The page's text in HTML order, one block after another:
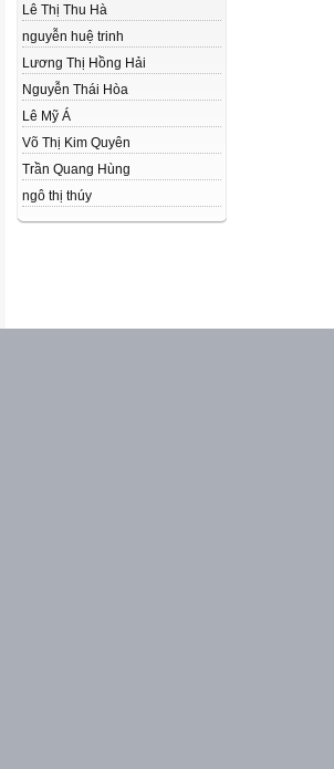
Lê Thị Thu Hà
nguyễn huệ trinh
Lương Thị Hồng Hải
Nguyễn Thái Hòa
Lê Mỹ Á
Võ Thị Kim Quyên
Trần Quang Hùng
ngô thị thúy